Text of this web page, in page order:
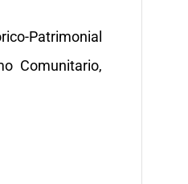
Patrimonial
Comunitario,